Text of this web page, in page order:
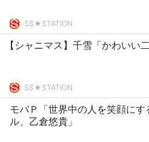
SS★STATION
【シャニマス】千雪「かわいい
SS★STATION
モバＰ「世界中の人を笑顔にす
ル、乙倉悠貴」